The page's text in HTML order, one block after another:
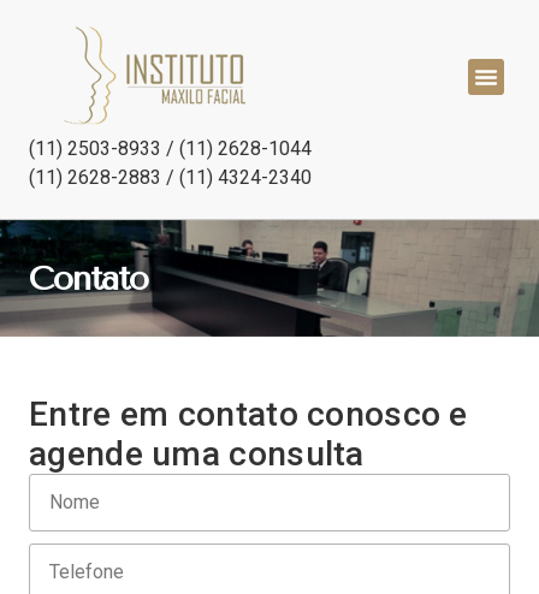
(11) 2503-8933 / (11) 2628-1044
(11) 2628-2883 / (11) 4324-2340
Contato
Entre em contato conosco e
agende uma consulta